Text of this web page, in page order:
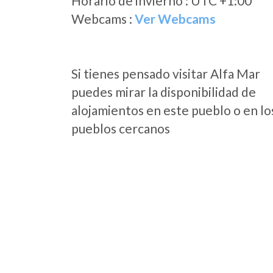
Webcams : Ver Webcams
Si tienes pensado visitar Alfa Mar
puedes mirar la disponibilidad de
alojamientos en este pueblo o en
pueblos cercanos